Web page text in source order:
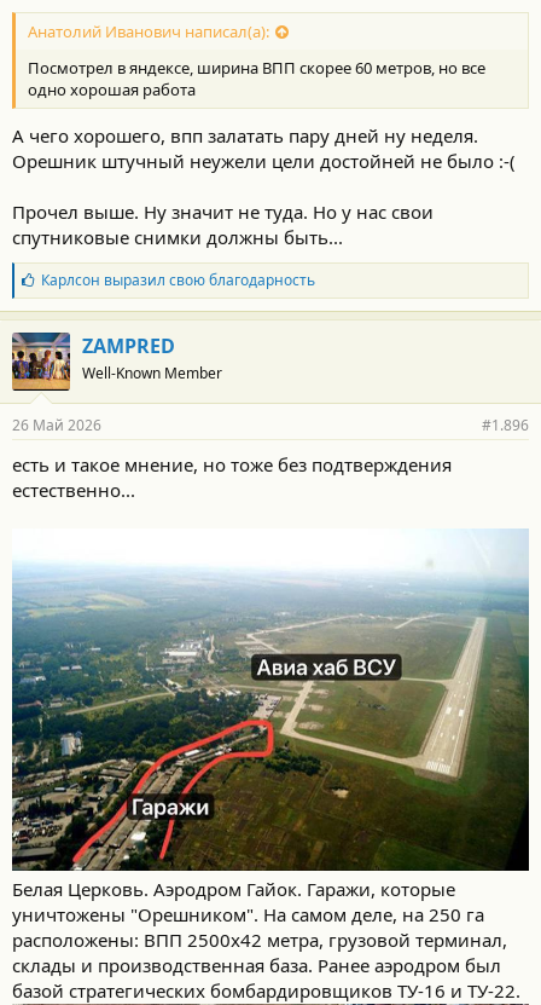
Анатолий Иванович написал(а):
Посмотрел в яндексе, ширина ВПП скорее 60 метров, но все
одно хорошая работа
А чего хорошего, впп залатать пару дней ну неделя.
Орешник штучный неужели цели достойней не было :-(
Прочел выше. Ну значит не туда. Но у нас свои
спутниковые снимки должны быть...
Б
л
а
г
о
д
а
н
с
т
Карлсон выразил свою благодарность
ZAMPRED
Well-Known Member
26 Май 2026 #1.896
есть и такое мнение, но тоже без подтверждения
естественно...
Белая Церковь. Аэродром Гайок. Гаражи, которые
уничтожены "Орешником". На самом деле, на 250 га
расположены: ВПП 2500х42 метра, грузовой терминал,
склады и производственная база. Ранее аэродром был
базой стратегических бомбардировщиков ТУ-16 и ТУ-22.